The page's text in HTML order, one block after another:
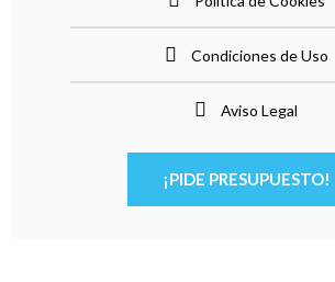
Condiciones de Uso
Aviso Legal
¡PIDE PRESUPUESTO!